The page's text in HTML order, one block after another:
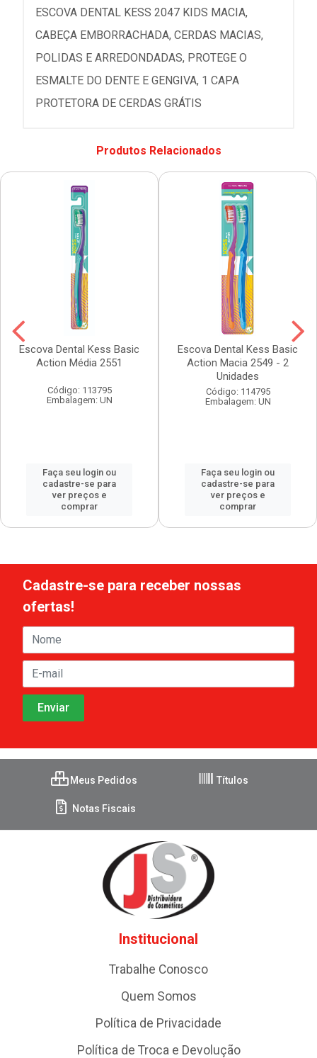
ESCOVA DENTAL KESS 2047 KIDS MACIA,
CABEÇA EMBORRACHADA, CERDAS MACIAS,
POLIDAS E ARREDONDADAS, PROTEGE O
ESMALTE DO DENTE E GENGIVA, 1 CAPA
PROTETORA DE CERDAS GRÁTIS
Produtos Relacionados
Escova Dental Kess Basic
Action Média 2551
Código: 113795
Embalagem: UN
Faça seu login ou
cadastre-se para
ver preços e
comprar
Escova Dental Kess Basic
Action Macia 2549 - 2
Unidades
Código: 114795
Embalagem: UN
Faça seu login ou
cadastre-se para
ver preços e
comprar
Cadastre-se para receber nossas
ofertas!
Meus Pedidos Títulos
Notas Fiscais
Institucional
Trabalhe Conosco
Quem Somos
Política de Privacidade
Política de Troca e Devolução